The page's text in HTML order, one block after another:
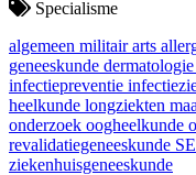
Specialisme
algemeen militair arts
geneeskunde dermatologie
infectiepreventie
heelkunde longziekten
onderzoek oogheelkunde
revalidatiegeneeskunde
ziekenhuisgeneeskunde